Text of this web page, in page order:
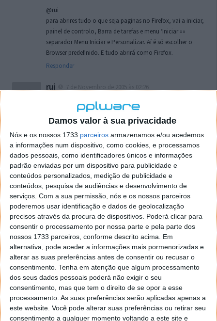
Damos valor à sua privacidade
Nós e os nossos 1733 parceiros armazenamos e/ou acedemos
a informações num dispositivo, como cookies, e processamos
dados pessoais, como identificadores únicos e informações
padrão enviadas por um dispositivo para publicidade e
conteúdos personalizados, medição de publicidade e
conteúdos, pesquisa de audiências e desenvolvimento de
serviços. Com a sua permissão, nós e os nossos parceiros
poderemos usar identificação e dados de geolocalização
precisos através da procura de dispositivos. Poderá clicar para
consentir o processamento por nossa parte e pela parte dos
nossos 1733 parceiros, conforme descrito acima. Em
alternativa, pode aceder a informações mais pormenorizadas e
alterar as suas preferências antes de consentir ou recusar o
consentimento. Tenha em atenção que algum processamento
dos seus dados pessoais poderá não exigir o seu
consentimento, mas que tem o direito de se opor a esse
processamento. As suas preferências serão aplicadas apenas a
este website. Você pode alterar suas preferências ou retirar seu
consentimento a qualquer momento voltando a este site e
@rui
para abrires tudo o que seja paginas no Firefox, vai a iniciar,
painel de controlo, Barra de tarefas e menu ‘Iniciar »»
separador Menu Iniciar e Personalizar. Aí é só escolher o
Browser predefinido. E tudo abrirá como Firefox.
Responder
rui
localizaçao referida n se encontra la nada k me permita por
o firefox como browser predefenido
Ja percorri o painel
tentei apagar o explorer na tentativa de forçar o uso do
firefox mas em vao. Kaso te lembres de outra dica fico
agradecido, caso contrario obrigado a mesma
Responder
Vítor M.
7 de Novembro de 2005 às 01:39
@Reporter
Desculpa mas o link funciona. Seja como for segue por mail
o MSn Messenger 8.
Responder
Vítor M.
@Rui
Tens de encontrar o que te falei. Faz da seguinte maneira,
janela iniciar e no topo dessa janela com o botão direito do
rato faz propriedades. Depois no separador Menu ‘Iniciar’
clica no botão ‘Personalizar’ aí encontrarás no separador